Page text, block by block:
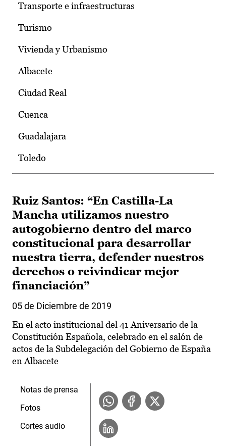
Transporte e infraestructuras
Turismo
Vivienda y Urbanismo
Albacete
Ciudad Real
Cuenca
Guadalajara
Toledo
Ruiz Santos: “En Castilla-La
Mancha utilizamos nuestro
autogobierno dentro del marco
constitucional para desarrollar
nuestra tierra, defender nuestros
derechos o reivindicar mejor
financiación”
05 de Diciembre de 2019
En el acto institucional del 41 Aniversario de la
Constitución Española, celebrado en el salón de
actos de la Subdelegación del Gobierno de España
en Albacete
Notas de prensa
Fotos
Cortes audio